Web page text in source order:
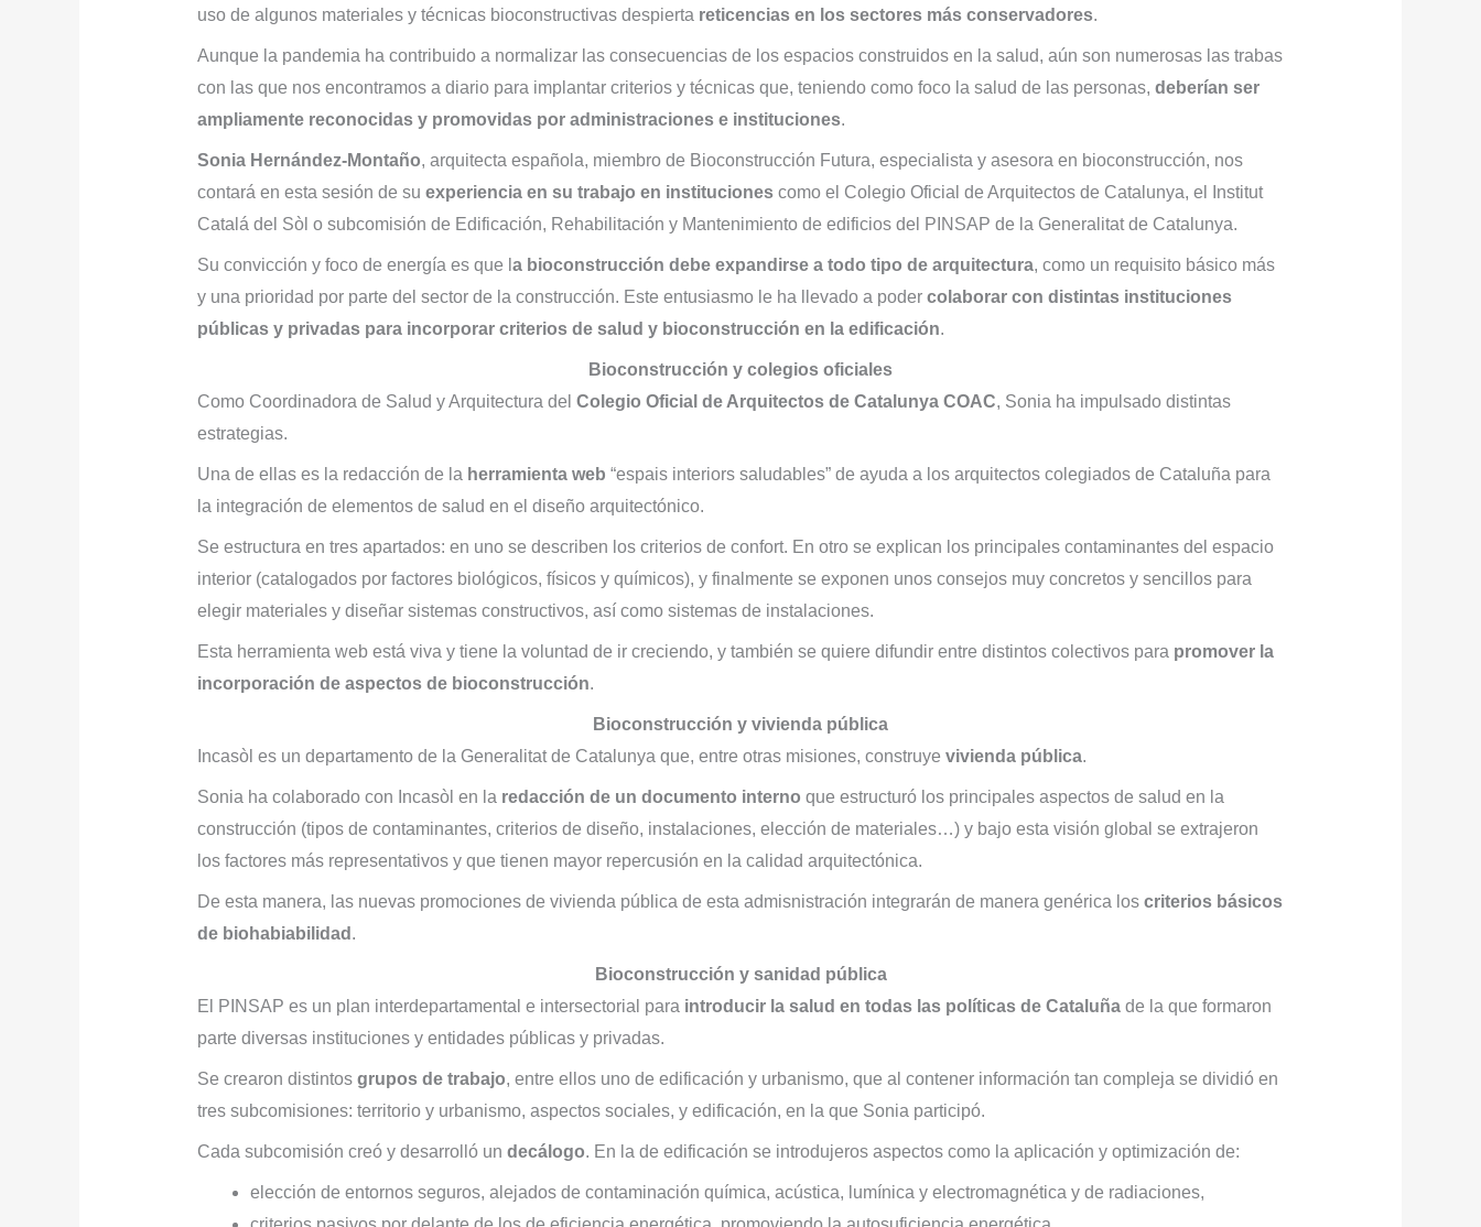
uso de algunos materiales y técnicas bioconstructivas despierta reticencias en los sectores más conservadores.
Aunque la pandemia ha contribuido a normalizar las consecuencias de los espacios construidos en la salud, aún son numerosas las trabas
con las que nos encontramos a diario para implantar criterios y técnicas que, teniendo como foco la salud de las personas, deberían ser
ampliamente reconocidas y promovidas por administraciones e instituciones.
Sonia Hernández-Montaño, arquitecta española, miembro de Bioconstrucción Futura, especialista y asesora en bioconstrucción, nos
contará en esta sesión de su experiencia en su trabajo en institucionescomo el Colegio Oficial de Arquitectos de Catalunya, el Institut
Catalá del Sòl o subcomisión de Edificación, Rehabilitación y Mantenimiento de edificios del PINSAP de la Generalitat de Catalunya.
Su convicción y foco de energía es que l a bioconstrucción debe expandirse a todo tipo de arquitectura, como un requisito básico más
y una prioridad por parte del sector de la construcción. Este entusiasmo le ha llevado a poder colaborar con distintas instituciones
públicas y privadas para incorporar criterios de salud y bioconstrucción en la edificación.
Bioconstrucción y colegios oficiales
Como Coordinadora de Salud y Arquitectura del Colegio Oficial de Arquitectos de Catalunya COAC, Sonia ha impulsado distintas
estrategias.
Una de ellas es la redacción de la herramienta web “espais interiors saludables” de ayuda a los arquitectos colegiados de Cataluña para
la integración de elementos de salud en el diseño arquitectónico.
Se estructura en tres apartados: en uno se describen los criterios de confort. En otro se explican los principales contaminantes del espacio
interior (catalogados por factores biológicos, físicos y químicos), y finalmente se exponen unos consejos muy concretos y sencillos para
elegir materiales y diseñar sistemas constructivos, así como sistemas de instalaciones.
Esta herramienta web está viva y tiene la voluntad de ir creciendo, y también se quiere difundir entre distintos colectivos para promover la
incorporación de aspectos de bioconstrucción.
Bioconstrucción y vivienda pública
Incasòl es un departamento de la Generalitat de Catalunya que, entre otras misiones, construye vivienda pública.
Sonia ha colaborado con Incasòl en la redacción de un documento interno que estructuró los principales aspectos de salud en la
construcción (tipos de contaminantes, criterios de diseño, instalaciones, elección de materiales…) y bajo esta visión global se extrajeron
los factores más representativos y que tienen mayor repercusión en la calidad arquitectónica.
De esta manera, las nuevas promociones de vivienda pública de esta admisnistración integrarán de manera genérica los criterios básicos
de biohabiabilidad .
Bioconstrucción y sanidad pública
El PINSAP es un plan interdepartamental e intersectorial para introducir la salud en todas las políticas de Cataluñade la que formaron
parte diversas instituciones y entidades públicas y privadas.
Se crearon distintos grupos de trabajo, entre ellos uno de edificación y urbanismo, que al contener información tan compleja se dividió en
tres subcomisiones: territorio y urbanismo, aspectos sociales, y edificación, en la que Sonia participó.
Cada subcomisión creó y desarrolló un decálogo. En la de edificación se introdujeros aspectos como la aplicación y optimización de:
elección de entornos seguros, alejados de contaminación química, acústica, lumínica y electromagnética y de radiaciones,